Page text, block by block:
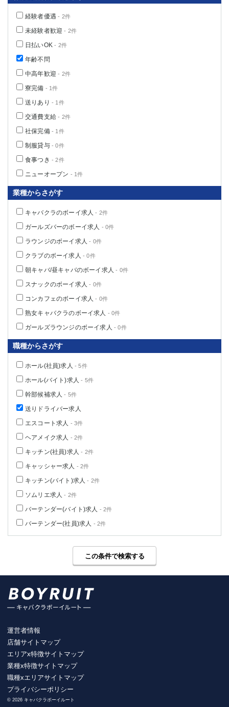
経験者優遇 - 2件
未経験者歓迎 - 2件
日払いOK - 2件
年齢不問
中高年歓迎 - 2件
寮完備 - 1件
送りあり - 1件
交通費支給 - 2件
社保完備- 1件
制服貸与- 0件
食事つき - 2件
ニューオープン - 1件
業種からさがす
キャバクラのボーイ求人 - 2件
ガールズバーのボーイ求人 - 0件
ラウンジのボーイ求人 - 0件
クラブのボーイ求人 - 0件
朝キャバ/昼キャバのボーイ求人 - 0件
スナックのボーイ求人 - 0件
コンカフェのボーイ求人 - 0件
熟女キャバクラのボーイ求人 - 0件
ガールズラウンジのボーイ求人 - 0件
職種からさがす
ホール(社員)求人 - 5件
ホール(バイト)求人 - 5件
幹部候補求人 - 5件
送りドライバー求人
エスコート求人 - 3件
ヘアメイク求人 - 2件
キッチン(社員)求人 - 2件
キャッシャー求人 - 2件
キッチン(バイト)求人 - 2件
ソムリエ求人 - 2件
バーテンダー(バイト)求人 - 2件
バーテンダー(社員)求人 - 2件
この条件で検索する
高崎
運営者情報
店舗サイトマップ
エリアx特徴サイトマップ
業種x特徴サイトマップ
職種xエリアサイトマップ
プライバシーポリシー
© 2026 キャバクラボーイルート